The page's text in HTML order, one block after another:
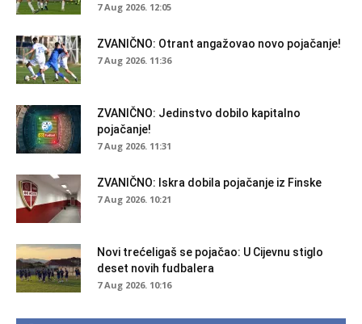
7 Aug 2026. 12:05
ZVANIČNO: Otrant angažovao novo pojačanje!
7 Aug 2026. 11:36
ZVANIČNO: Jedinstvo dobilo kapitalno
pojačanje!
7 Aug 2026. 11:31
ZVANIČNO: Iskra dobila pojačanje iz Finske
7 Aug 2026. 10:21
Novi trećeligaš se pojačao: U Cijevnu stiglo
deset novih fudbalera
7 Aug 2026. 10:16